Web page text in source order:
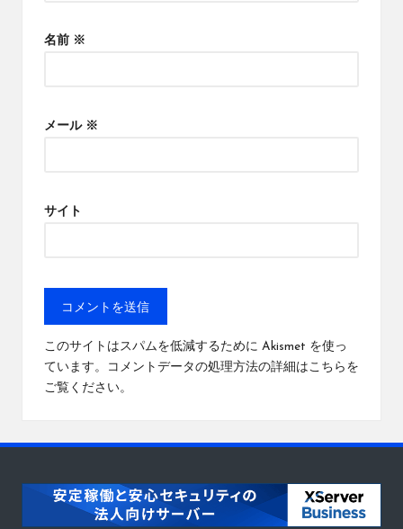
名前 ※
メール ※
サイト
このサイトはスパムを低減するために Akismet を使っ
ています。
コメントデータの処理方法の詳細はこちらを
ご覧ください。